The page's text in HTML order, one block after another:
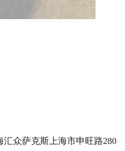
汇众萨克斯上海市申旺路280